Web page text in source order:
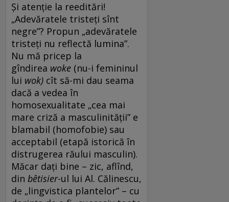
Și atenție la reeditări!
„Adevăratele tristeți sînt
negre”? Propun „adevăratele
tristeți nu reflectă lumina”.
Nu mă pricep la
gîndirea woke (nu-i femininul
lui wok) cît să-mi dau seama
dacă a vedea în
homosexualitate „cea mai
mare criză a masculinității” e
blamabil (homofobie) sau
acceptabil (etapă istorică în
distrugerea răului masculin).
Măcar dați bine – zic, aflînd,
din bêtisier-ul lui Al. Călinescu,
de „lingvistica plantelor” – cu